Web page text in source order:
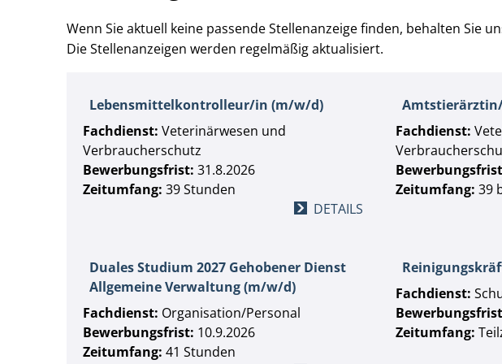
Wenn Sie aktuell keine passende Stellenanzeige finden, behalten Sie
Die Stellenanzeigen werden regelmäßig aktualisiert.
Lebensmittelkontrolleur/in (m/w/d)
Fachdienst: Veterinärwesen und
Verbraucherschutz
Bewerbungsfrist: 31.8.2026
Zeitumfang: 39 Stunden
DETAILS
Fachdienst:
Zeitumfang: 39
Duales Studium 2027 Gehobener Dienst
Allgemeine Verwaltung (m/w/d)
Fachdienst: Organisation/Personal
Bewerbungsfrist: 10.9.2026
Zeitumfang: 41 Stunden
Fachdienst:
Zeitumfang: